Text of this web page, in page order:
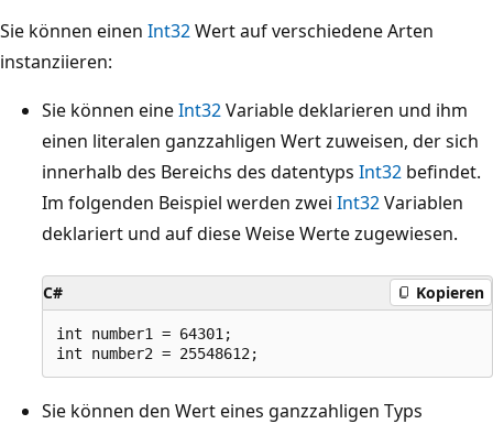
Sie können einen Int32Wert auf verschiedene Arten
instanziieren:
Sie können eineInt32Variable deklarieren und ihm
einen literalen ganzzahligen Wert zuweisen, der sich
innerhalb des Bereichs des datentyps Int32 befindet.
Im folgenden Beispiel werden zwei Int32Variablen
deklariert und auf diese Weise Werte zugewiesen.
C# Kopieren
int number1 = 64301;
Sie können den Wert eines ganzzahligen Typs